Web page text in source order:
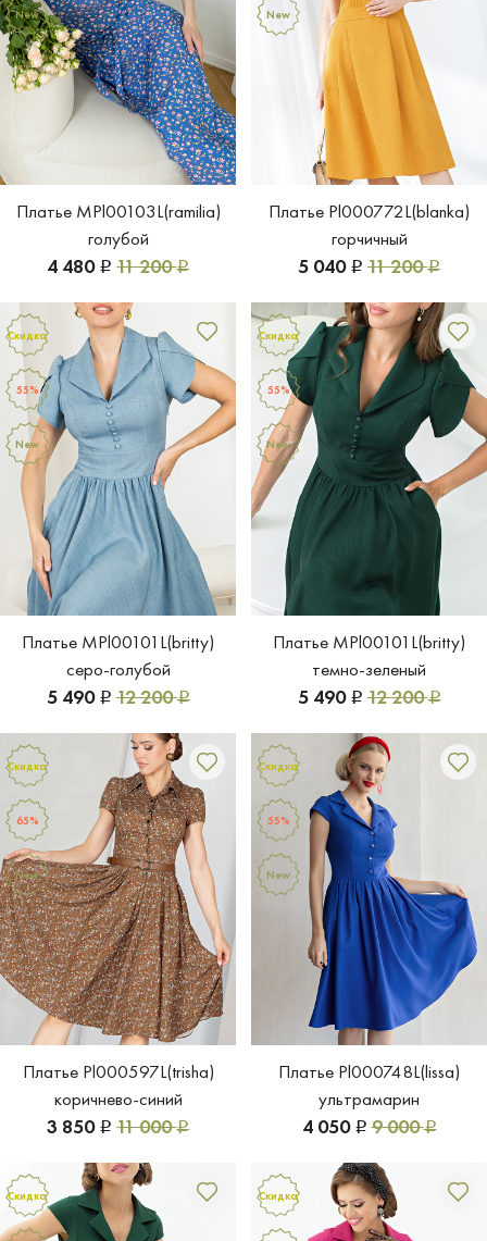
Платье MPl00103L(ramilia)
голубой
4 480 Р 11 200Р
New
Платье Pl000772L(blanka)
горчичный
5 040 Р 11 200Р
New
Платье MPl00101L(britty)
серо-голубой
5 490 Р 12 200Р
Скидка
55%
New
Платье MPl00101L(britty)
темно-зеленый
5 490 Р 12 200Р
Скидка
55%
New
Платье Pl000597L(trisha)
коричнево-синий
3 850 Р 11 000Р
Скидка
65%
New
Платье Pl000748L(lissa)
ультрамарин
4 050 Р 9 000Р
Скидка
55%
New
Скидка Скидка